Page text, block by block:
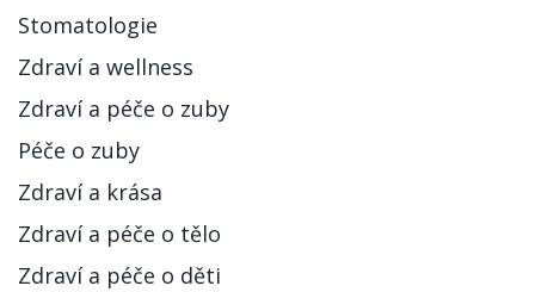
Stomatologie
Zdraví a wellness
Zdraví a péče o zuby
Péče o zuby
Zdraví a krása
Zdraví a péče o tělo
Zdraví a péče o děti